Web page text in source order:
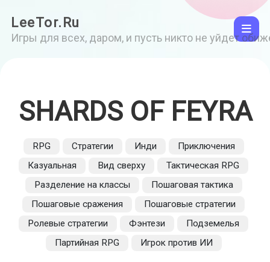
LeeTor.Ru
Игры для всех, даром, и пусть никто не уйдет
SHARDS OF FEYRA
RPG Стратегии Инди
Приключения
Казуальная
Вид сверху
Тактическая RPG
Разделение на классы
Пошаговая тактика
Пошаговые сражения
Пошаговые стратегии
Ролевые стратегии
Фэнтези
Подземелья
Партийная RPG
Игрок против ИИ